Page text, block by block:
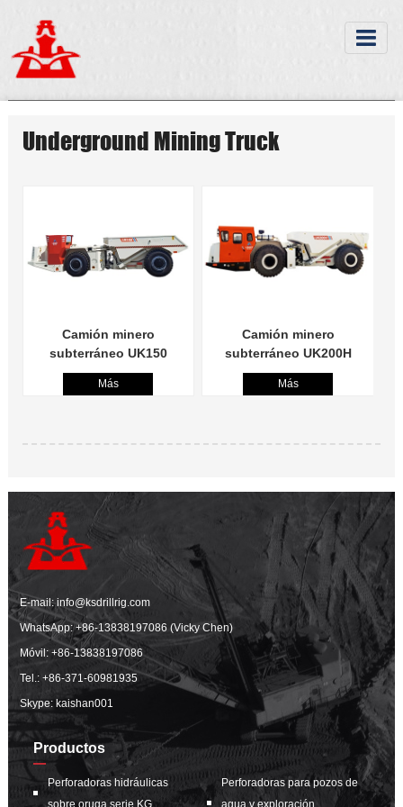
Underground Mining Truck
Camión minero
subterráneo UK150
Más
Camión minero
subterráneo UK200H
Más
E-mail:info@ksdrillrig.com
WhatsApp:+86-13838197086 (Vicky Chen)
Móvil:+86-13838197086
Tel.:+86-371-60981935
Skype: kaishan001
Productos
Perforadoras hidráulicas
sobre oruga serie KG
Perforadoras para pozos de
agua y exploración